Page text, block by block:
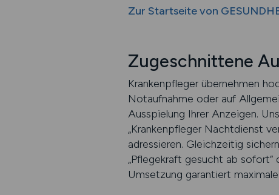
Zur Startseite von
Zugeschnittene
Krankenpfleger übernehmen
Notaufnahme oder auf
Ausspielung Ihrer Anzeigen.
„Krankenpfleger Nachtdienst
adressieren. Gleichzeitig
„Pflegekraft gesucht ab
Umsetzung garantiert